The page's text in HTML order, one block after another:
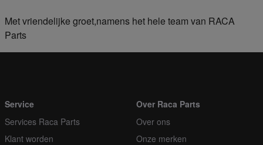
Met vriendelijke groet,namens het hele team van RACA
Parts
Service
Services Raca Parts
Klant worden
Over Raca Parts
Over ons
Onze merken